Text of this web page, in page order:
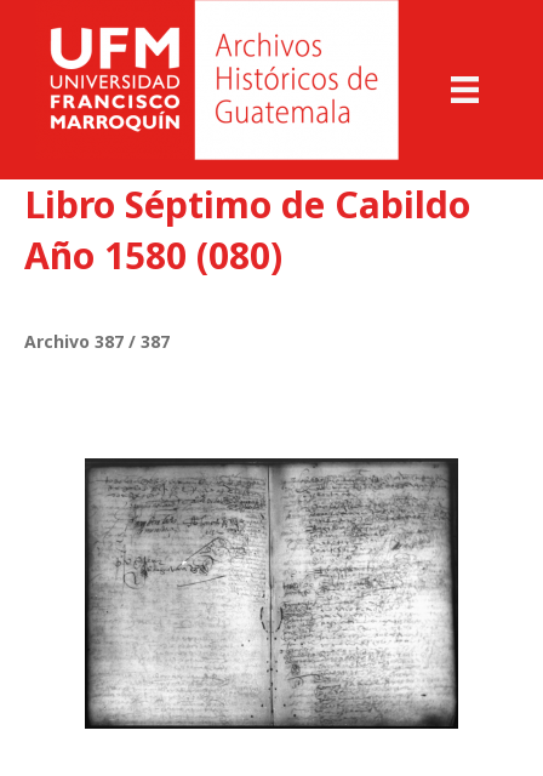
Libro Séptimo de Cabildo
Año 1580 (080)
Archivo 387 / 387